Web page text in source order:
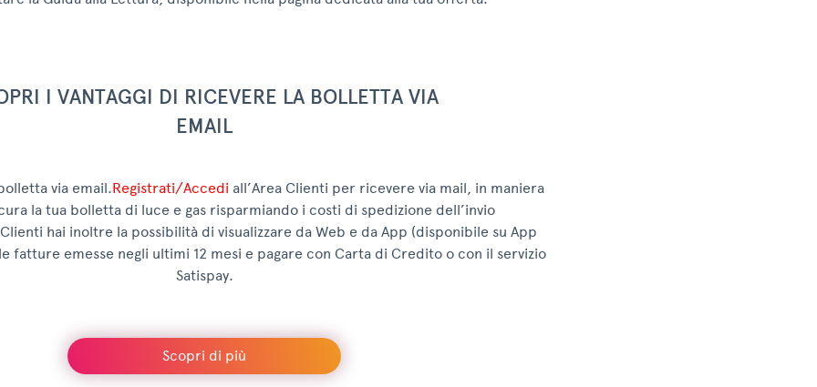
I VANTAGGI DI RICEVERE LA BOLLETTA VIA
EMAIL
via email.Registrati/Accedi all’Area Clienti per ricevere via mail, in maniera
la tua bolletta di luce e gas risparmiando i costi di spedizione dell’invio
hai inoltre la possibilità di visualizzare da Web e da App (disponibile su App
fatture emesse negli ultimi 12 mesi e pagare con Carta di Credito o con il servizio
Satispay.
Scopri di più